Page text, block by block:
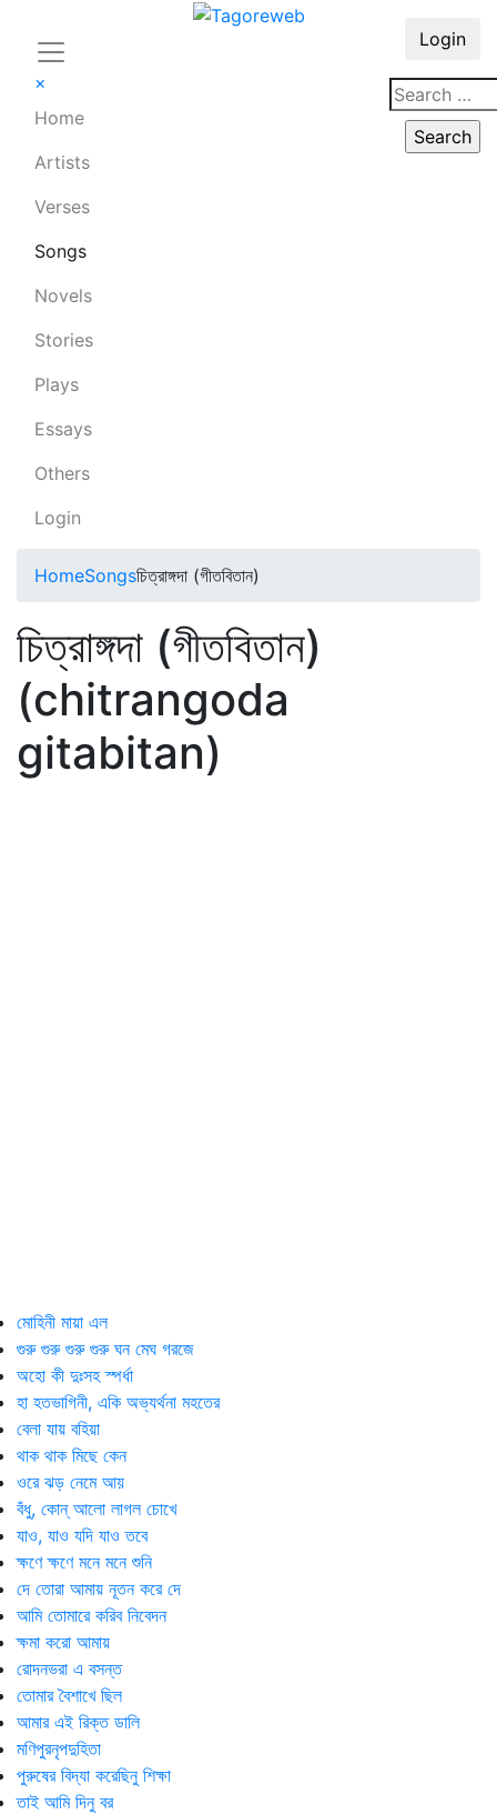
×
Home
Artists
Verses
Songs
Novels
Stories
Plays
Essays
Others
Login
Login
HomeSongsচিত্রাঙ্গদা (গীতবিতান)
চিত্রাঙ্গদা (গীতবিতান)
(chitrangoda
gitabitan)
মোহিনী মায়া এল
গুরু গুরু গুরু গুরু ঘন মেঘ গরজে
অহো কী দুঃসহ স্পর্ধা
হা হতভাগিনী, একি অভ্যর্থনা মহতের
বেলা যায় বহিয়া
থাক থাক মিছে কেন
ওরে ঝড় নেমে আয়
বঁধু, কোন্ আলো লাগল চোখে
যাও, যাও যদি যাও তবে
ক্ষণে ক্ষণে মনে মনে শুনি
দে তোরা আমায় নূতন করে দে
আমি তোমারে করিব নিবেদন
ক্ষমা করো আমায়
রোদনভরা এ বসন্ত
তোমার বৈশাখে ছিল
আমার এই রিক্ত ডালি
মণিপুরনৃপদুহিতা
পুরুষের বিদ্যা করেছিনু শিক্ষা
তাই আমি দিনু বর